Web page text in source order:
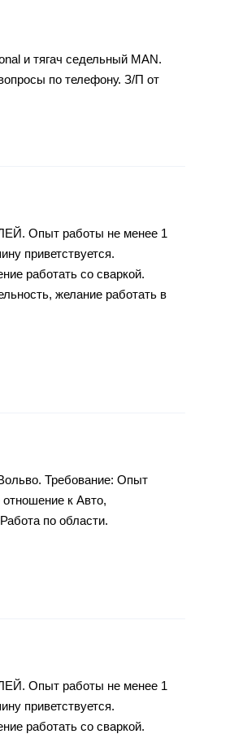
и тягач седельный MAN.
по телефону. З/П от
Опыт работы не менее 1
приветствуется.
работать со сваркой.
желание работать в
Требование: Опыт
к Авто,
по области.
Опыт работы не менее 1
приветствуется.
работать со сваркой.